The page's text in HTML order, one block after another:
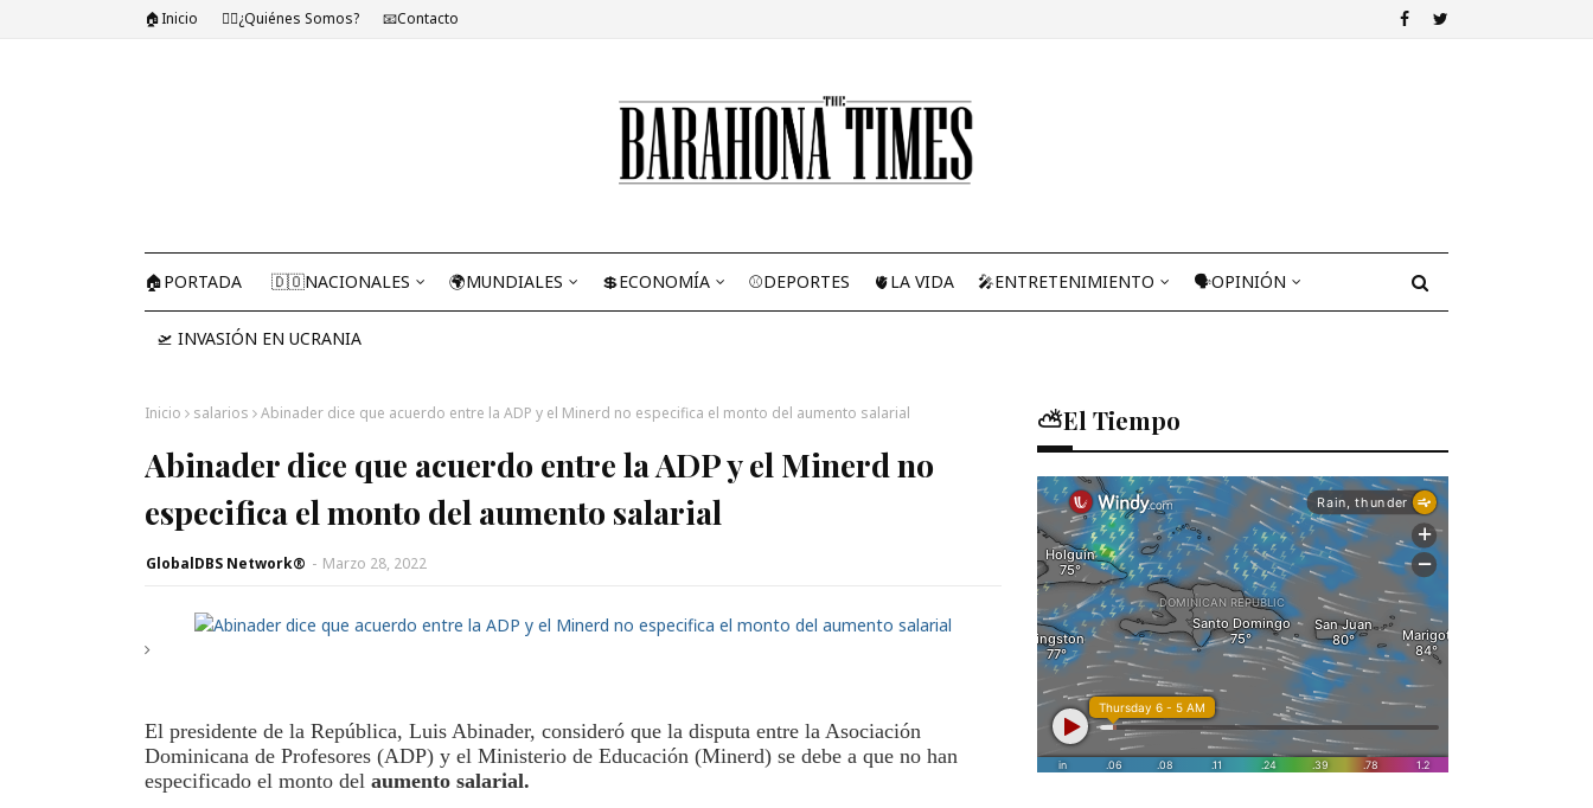
🏠Inicio 🤷‍♂️¿Quiénes Somos? 📧Contacto
🏠PORTADA 🇩🇴NACIONALES 🌍MUNDIALES 💲ECONOMÍA ⚾DEPORTES 🫀LA VIDA 🎤ENTRETENIMIENTO 🗣OPINIÓN
🛫 INVASIÓN EN UCRANIA
Inicio salarios Abinader dice que acuerdo entre la ADP y el Minerd no especifica el monto del aumento salarial
Abinader dice que acuerdo entre la ADP y el Minerd no
especifica el monto del aumento salarial
GlobalDBS Network® - Marzo 28, 2022
El presidente de la República, Luis Abinader, consideró que la disputa entre la Asociación
Dominicana de Profesores (ADP) y el Ministerio de Educación (Minerd) se debe a que no han
especificado el monto del aumento salarial.
⛅El Tiempo